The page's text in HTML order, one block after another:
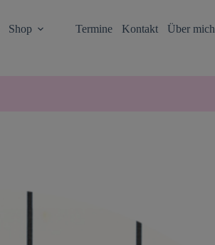
Shop Termine Kontakt Über mich